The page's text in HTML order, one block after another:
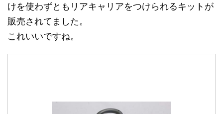
けを使わずともリアキャリアをつけられるキットが
販売されてました。
これいいですね。